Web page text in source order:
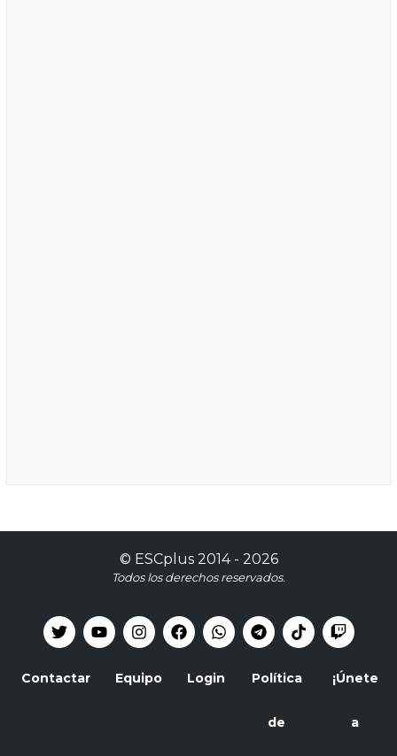
© ESCplus2014 - 2026
Todos los derechos reservados.
Contactar Equipo Login Política
de
¡Únete
a